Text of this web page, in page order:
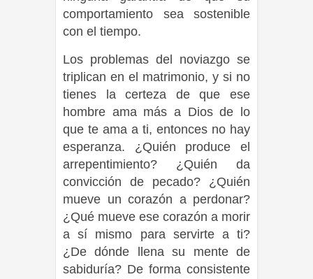
comportamiento sea sostenible
con el tiempo.
Los problemas del noviazgo se
triplican en el matrimonio, y si no
tienes la certeza de que ese
hombre ama más a Dios de lo
que te ama a ti, entonces no hay
esperanza. ¿Quién produce el
arrepentimiento? ¿Quién da
convicción de pecado? ¿Quién
mueve un corazón a perdonar?
¿Qué mueve ese corazón a morir
a sí mismo para servirte a ti?
¿De dónde llena su mente de
sabiduría? De forma consistente